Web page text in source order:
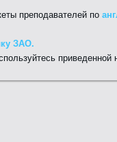
преподавателей по
ЗАО.